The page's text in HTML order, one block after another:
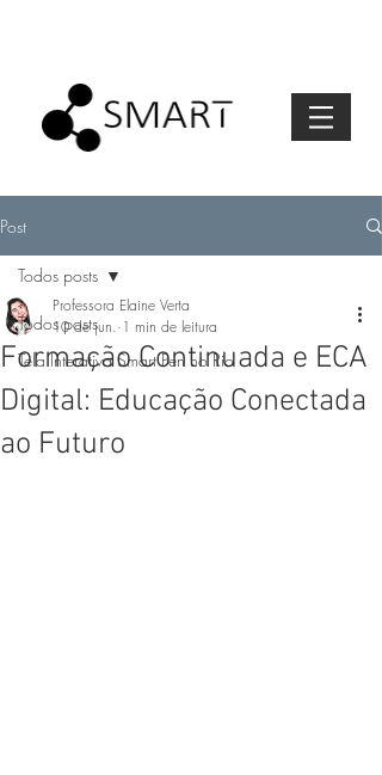
Post
Todos posts
Tela Interativa Smart Pen no Rio
Todos posts
Formação Continuada e ECA
Digital: Educação Conectada
ao Futuro
Professora Elaine Verta
10 de jun. 1 min de leitura